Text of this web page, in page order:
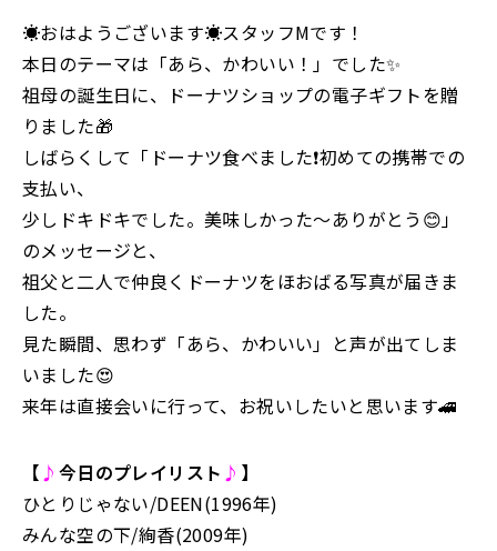
☀️おはようございます☀️スタッフMです！
本日のテーマは「あら、かわいい！」でした✨
祖母の誕生日に、ドーナツショップの電子ギフトを贈
りました🎁
しばらくして「ドーナツ食べました❗️初めての携帯での
支払い、
少しドキドキでした。美味しかった〜ありがとう😊」
のメッセージと、
祖父と二人で仲良くドーナツをほおばる写真が届きま
した。
見た瞬間、思わず「あら、かわいい」と声が出てしま
いました😍
来年は直接会いに行って、お祝いしたいと思います🚄
【♪ 今日のプレイリスト ♪ 】
ひとりじゃない/DEEN(1996年)
みんな空の下/絢香(2009年)